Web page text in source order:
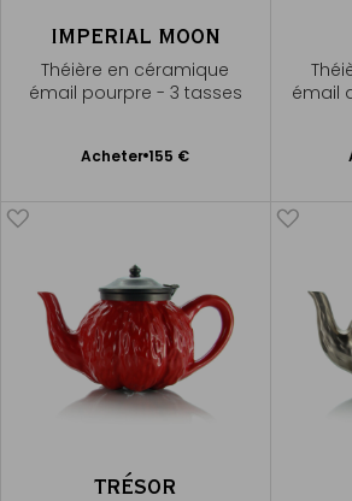
IMPERIAL MOON
Théière en céramique
émail pourpre - 3 tasses
Acheter 155 €
Ajouter
émail
TRÉSOR